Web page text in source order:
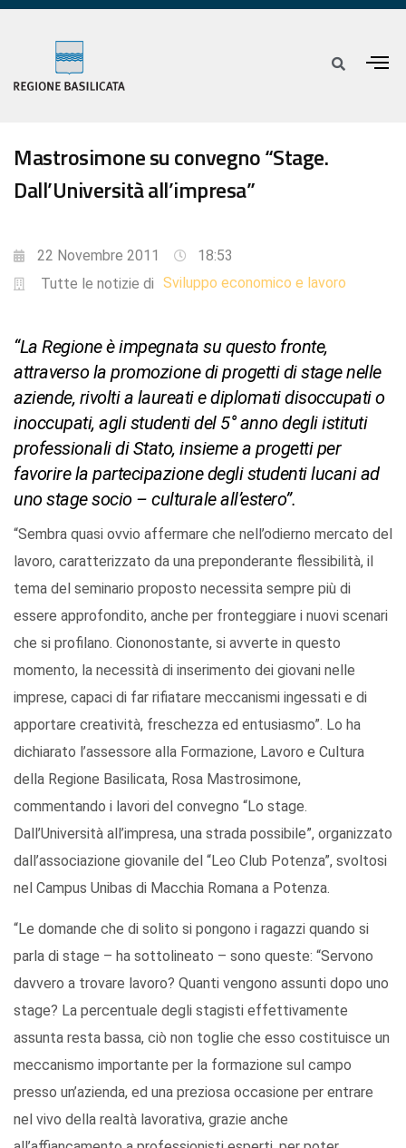
Mastrosimone su convegno “Stage.
Dall’Università all’impresa”
22 Novembre 2011
18:53
Tutte le notizie di Sviluppo economico e lavoro
“La Regione è impegnata su questo fronte,
attraverso la promozione di progetti di stage nelle
aziende, rivolti a laureati e diplomati disoccupati o
inoccupati, agli studenti del 5° anno degli istituti
professionali di Stato, insieme a progetti per
favorire la partecipazione degli studenti lucani ad
uno stage socio – culturale all’estero”.
“Sembra quasi ovvio affermare che nell’odierno mercato del
lavoro, caratterizzato da una preponderante flessibilità, il
tema del seminario proposto necessita sempre più di
essere approfondito, anche per fronteggiare i nuovi scenari
che si profilano. Ciononostante, si avverte in questo
momento, la necessità di inserimento dei giovani nelle
imprese, capaci di far rifiatare meccanismi ingessati e di
apportare creatività, freschezza ed entusiasmo”. Lo ha
dichiarato l’assessore alla Formazione, Lavoro e Cultura
della Regione Basilicata, Rosa Mastrosimone,
commentando i lavori del convegno “Lo stage.
Dall’Università all’impresa, una strada possibile”, organizzato
dall’associazione giovanile del “Leo Club Potenza”, svoltosi
nel Campus Unibas di Macchia Romana a Potenza.
“Le domande che di solito si pongono i ragazzi quando si
parla di stage – ha sottolineato – sono queste: “Servono
davvero a trovare lavoro? Quanti vengono assunti dopo uno
stage? La percentuale degli stagisti effettivamente
assunta resta bassa, ciò non toglie che esso costituisce un
meccanismo importante per la formazione sul campo
presso un’azienda, ed una preziosa occasione per entrare
nel vivo della realtà lavorativa, grazie anche